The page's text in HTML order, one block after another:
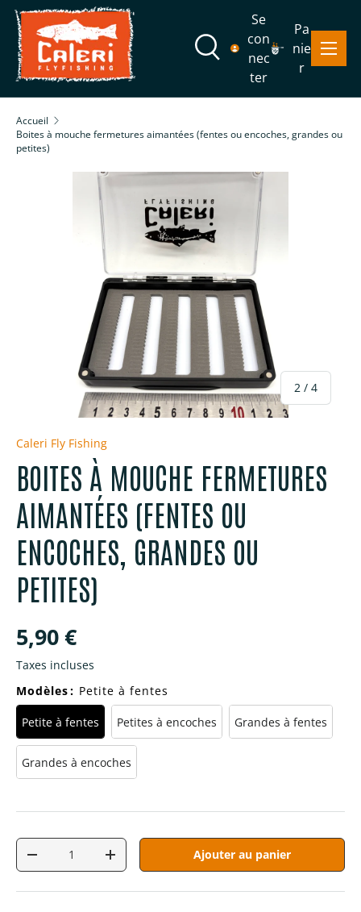
Aller au contenu
Recherche
Recherche
Se
con
nec
ter
Pa
nie
r
Menu
Accueil
Boites à mouche fermetures aimantées (fentes ou encoches, grandes ou
petites)
Passer aux informations produits
L’image 2 est maintenant disponible dans la vue de
2 / de
4
Caleri Fly Fishing
BOITES À MOUCHE FERMETURES
AIMANTÉES (FENTES OU
ENCOCHES, GRANDES OU
PETITES)
Prix habituel
5,90 €
Taxes incluses
Modèles: Petite à fentes
Petite à fentes Petites à encoches Grandes à fentes
Grandes à encoches
Qté
Diminuer la quantitéAugmenter la quantitéAjouter au panier